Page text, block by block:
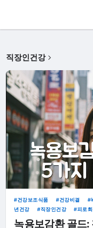
직장인건강
건강보조식품 건강비결
년건강
직장인건강 피로
녹용보감환 골드: